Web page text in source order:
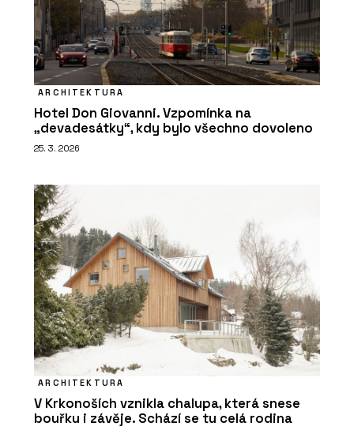
ARCHITEKTURA
Hotel Don Giovanni. Vzpomínka na
„devadesátky“, kdy bylo všechno dovoleno
25. 3. 2026
ARCHITEKTURA
V Krkonoších vznikla chalupa, která snese
bouřku i závěje. Schází se tu celá rodina